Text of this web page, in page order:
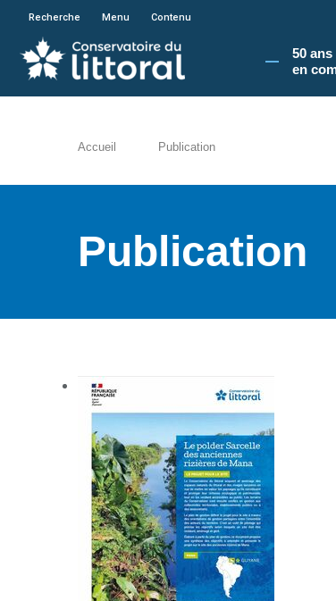
En poursuivant votre
Recherche Menu Contenu
50
en
Accueil Publication
Publication